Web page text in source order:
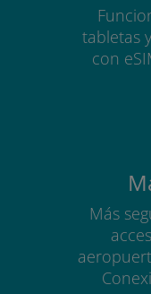
tabletas
con
Más